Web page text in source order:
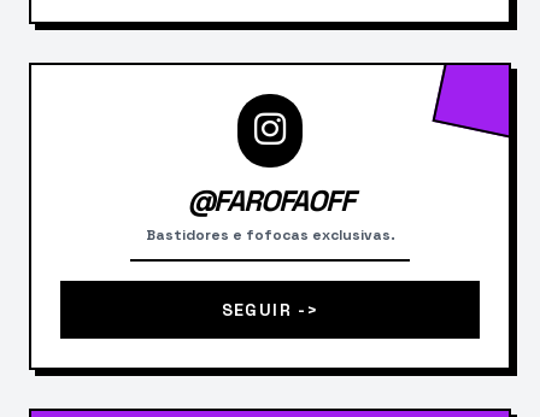
@FAROFAOFF
Bastidores e fofocas exclusivas.
SEGUIR ->